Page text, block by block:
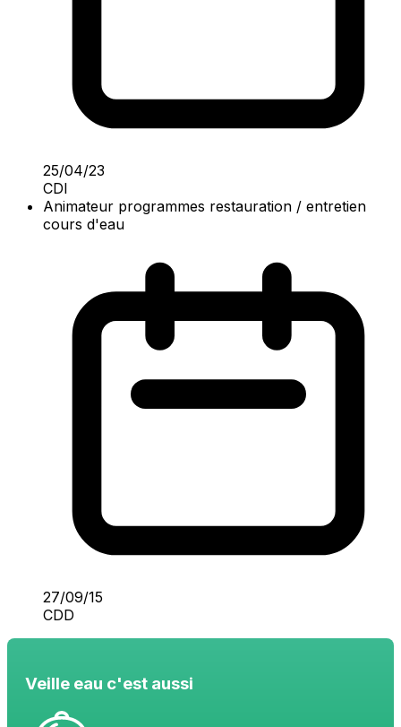
25/04/23
CDI
Animateur programmes restauration / entretien
cours d'eau
27/09/15
CDD
Veille eau c'est aussi